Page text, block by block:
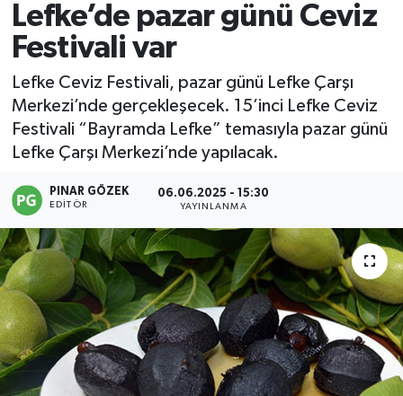
Lefke’de pazar günü Ceviz
Festivali var
Lefke Ceviz Festivali, pazar günü Lefke Çarşı
Merkezi’nde gerçekleşecek. 15’inci Lefke Ceviz
Festivali “Bayramda Lefke” temasıyla pazar günü
Lefke Çarşı Merkezi’nde yapılacak.
PINAR GÖZEK
EDITÖR
06.06.2025 - 15:30
YAYINLANMA